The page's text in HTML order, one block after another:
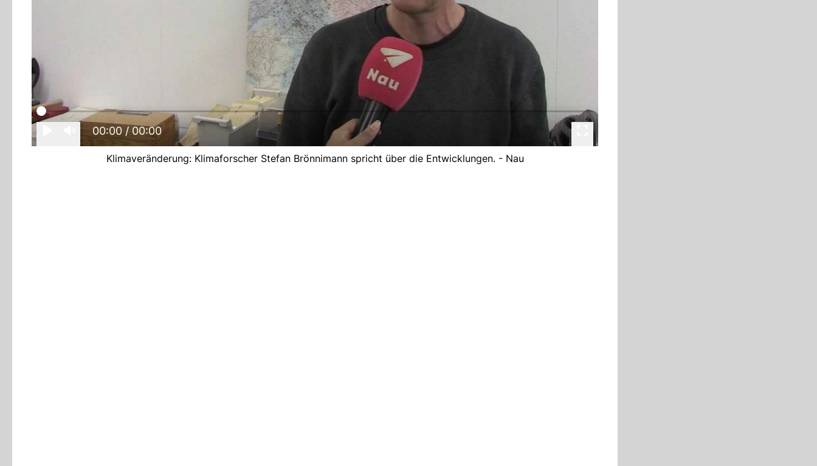
00:00 / 00:00
Klimaveränderung: Klimaforscher Stefan Brönnimann spricht über die Entwicklungen. - Nau